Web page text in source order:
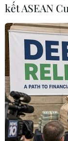
Còn với
ngược dòng
5 FA Cup và
các đối thủ.
Cùng với
Premier
Manchester
giành quyền
kết ASEAN